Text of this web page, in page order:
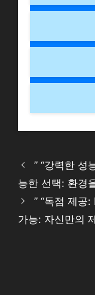
” “강력한 성
능한 선택: 환경
” “독점 제공
가능: 자신만의